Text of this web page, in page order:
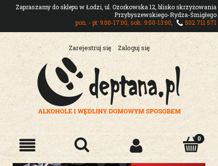
Zapraszamy do sklepu w Łodzi, ul. Ozorkowska 12, blisko skrzyżowania
Przybyszewskiego-Rydza-Śmigłego
pon. - pt: 9:00-17:00, sob.: 9:00-13:00,
502 711 571
Zarejestruj się Zaloguj się